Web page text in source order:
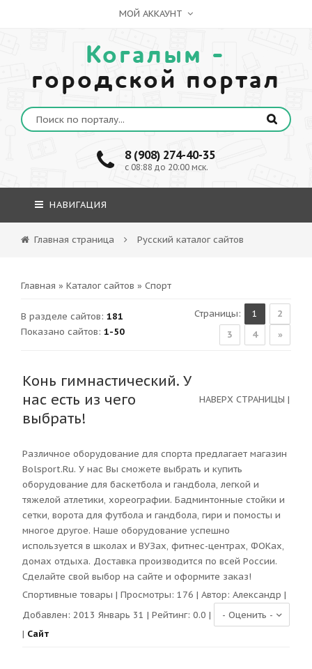
МОЙ АККАУНТ
Когалым -
городской портал
8 (908) 274-40-35
c 08:88 до 20:00 мск.
НАВИГАЦИЯ
Главная страница Русский каталог сайтов
Главная » Каталог сайтов » Спорт
В разделе сайтов: 181
Показано сайтов: 1-50
Страницы: 1
2
3
4 »
Конь гимнастический. У
нас есть из чего
выбрать!
НАВЕРХ СТРАНИЦЫ |
Различное оборудование для спорта предлагает магазин
Bolsport.Ru. У нас Вы сможете выбрать и купить
оборудование для баскетбола и гандбола, легкой и
тяжелой атлетики, хореографии. Бадминтонные стойки и
сетки, ворота для футбола и гандбола, гири и помосты и
многое другое. Наше оборудование успешно
используется в школах и ВУЗах, фитнес-центрах, ФОКах,
домах отдыха. Доставка производится по всей России.
Сделайте свой выбор на сайте и оформите заказ!
Спортивные товары | Просмотры: 176 | Автор: Александр |
Добавлен: 2013 Январь 31 | Рейтинг: 0.0 |
| Сайт